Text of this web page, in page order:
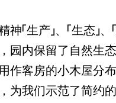
「生产」、「生态
园内保留了自然生
作客房的小木屋分
为我们示范了简约